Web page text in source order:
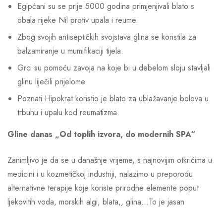
Egipćani su se prije 5000 godina primjenjivali blato s
obala rijeke Nil protiv upala i reume.
Zbog svojih antiseptičkih svojstava glina se koristila za
balzamiranje u mumifikaciji tijela.
Grci su pomoću zavoja na koje bi u debelom sloju stavljali
glinu liječili prijelome.
Poznati Hipokrat koristio je blato za ublažavanje bolova u
trbuhu i upalu kod reumatizma.
Gline danas „Od toplih izvora, do modernih SPA“
Zanimljivo je da se u današnje vrijeme, s najnovijim otkrićima u
medicini i u kozmetičkoj industriji, nalazimo u preporodu
alternativne terapije koje koriste prirodne elemente poput
ljekovitih voda, morskih algi, blata,, glina…To je jasan